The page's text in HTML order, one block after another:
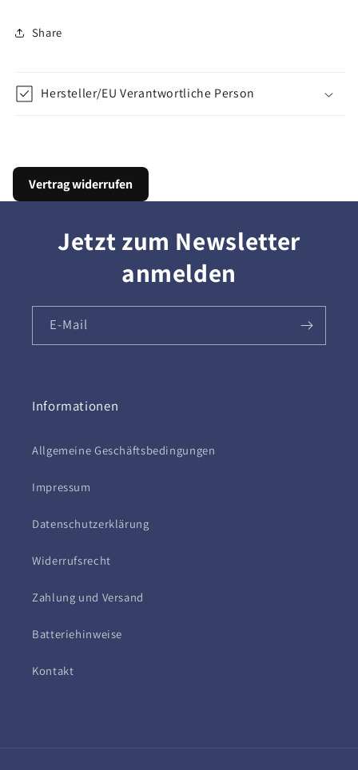
Share
Hersteller/EU Verantwortliche Person
Vertrag widerrufen
Jetzt zum Newsletter
anmelden
E-Mail
Informationen
Allgemeine Geschäftsbedingungen
Impressum
Datenschutzerklärung
Widerrufsrecht
Zahlung und Versand
Batteriehinweise
Kontakt